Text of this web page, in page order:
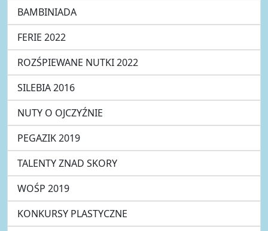
BAMBINIADA
FERIE 2022
ROZŚPIEWANE NUTKI 2022
SILEBIA 2016
NUTY O OJCZYŹNIE
PEGAZIK 2019
TALENTY ZNAD SKORY
WOŚP 2019
KONKURSY PLASTYCZNE